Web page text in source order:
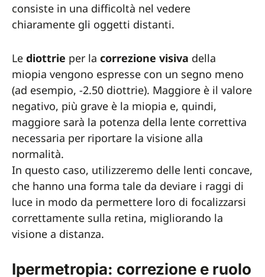
consiste in una difficoltà nel vedere
chiaramente gli oggetti distanti.
Le diottrie per la correzione visiva della
miopia vengono espresse con un segno meno
(ad esempio, -2.50 diottrie). Maggiore è il valore
negativo, più grave è la miopia e, quindi,
maggiore sarà la potenza della lente correttiva
necessaria per riportare la visione alla
normalità.
In questo caso, utilizzeremo delle lenti concave,
che hanno una forma tale da deviare i raggi di
luce in modo da permettere loro di focalizzarsi
correttamente sulla retina, migliorando la
visione a distanza.
Ipermetropia: correzione e ruolo